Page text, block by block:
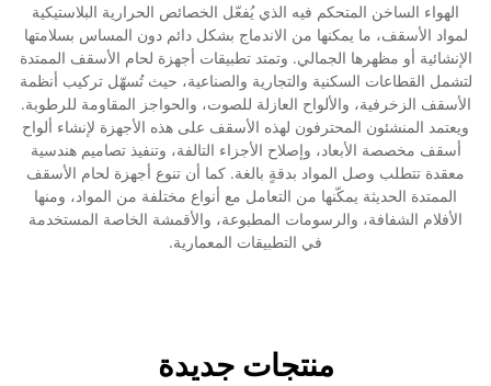
الهواء الساخن المتحكم فيه الذي يُفعّل الخصائص الحرارية البلاستيكية
لمواد الأسقف، ما يمكنها من الاندماج بشكل دائم دون المساس بسلامتها
الإنشائية أو مظهرها الجمالي. وتمتد تطبيقات أجهزة لحام الأسقف الممتدة
لتشمل القطاعات السكنية والتجارية والصناعية، حيث تُسهّل تركيب أنظمة
الأسقف الزخرفية، والألواح العازلة للصوت، والحواجز المقاومة للرطوبة.
ويعتمد المنشئون المحترفون لهذه الأسقف على هذه الأجهزة لإنشاء ألواح
أسقف مخصصة الأبعاد، وإصلاح الأجزاء التالفة، وتنفيذ تصاميم هندسية
معقدة تتطلب وصل المواد بدقةٍ بالغة. كما أن تنوع أجهزة لحام الأسقف
الممتدة الحديثة يمكّنها من التعامل مع أنواع مختلفة من المواد، ومنها
الأفلام الشفافة، والرسومات المطبوعة، والأقمشة الخاصة المستخدمة
في التطبيقات المعمارية.
منتجات جديدة